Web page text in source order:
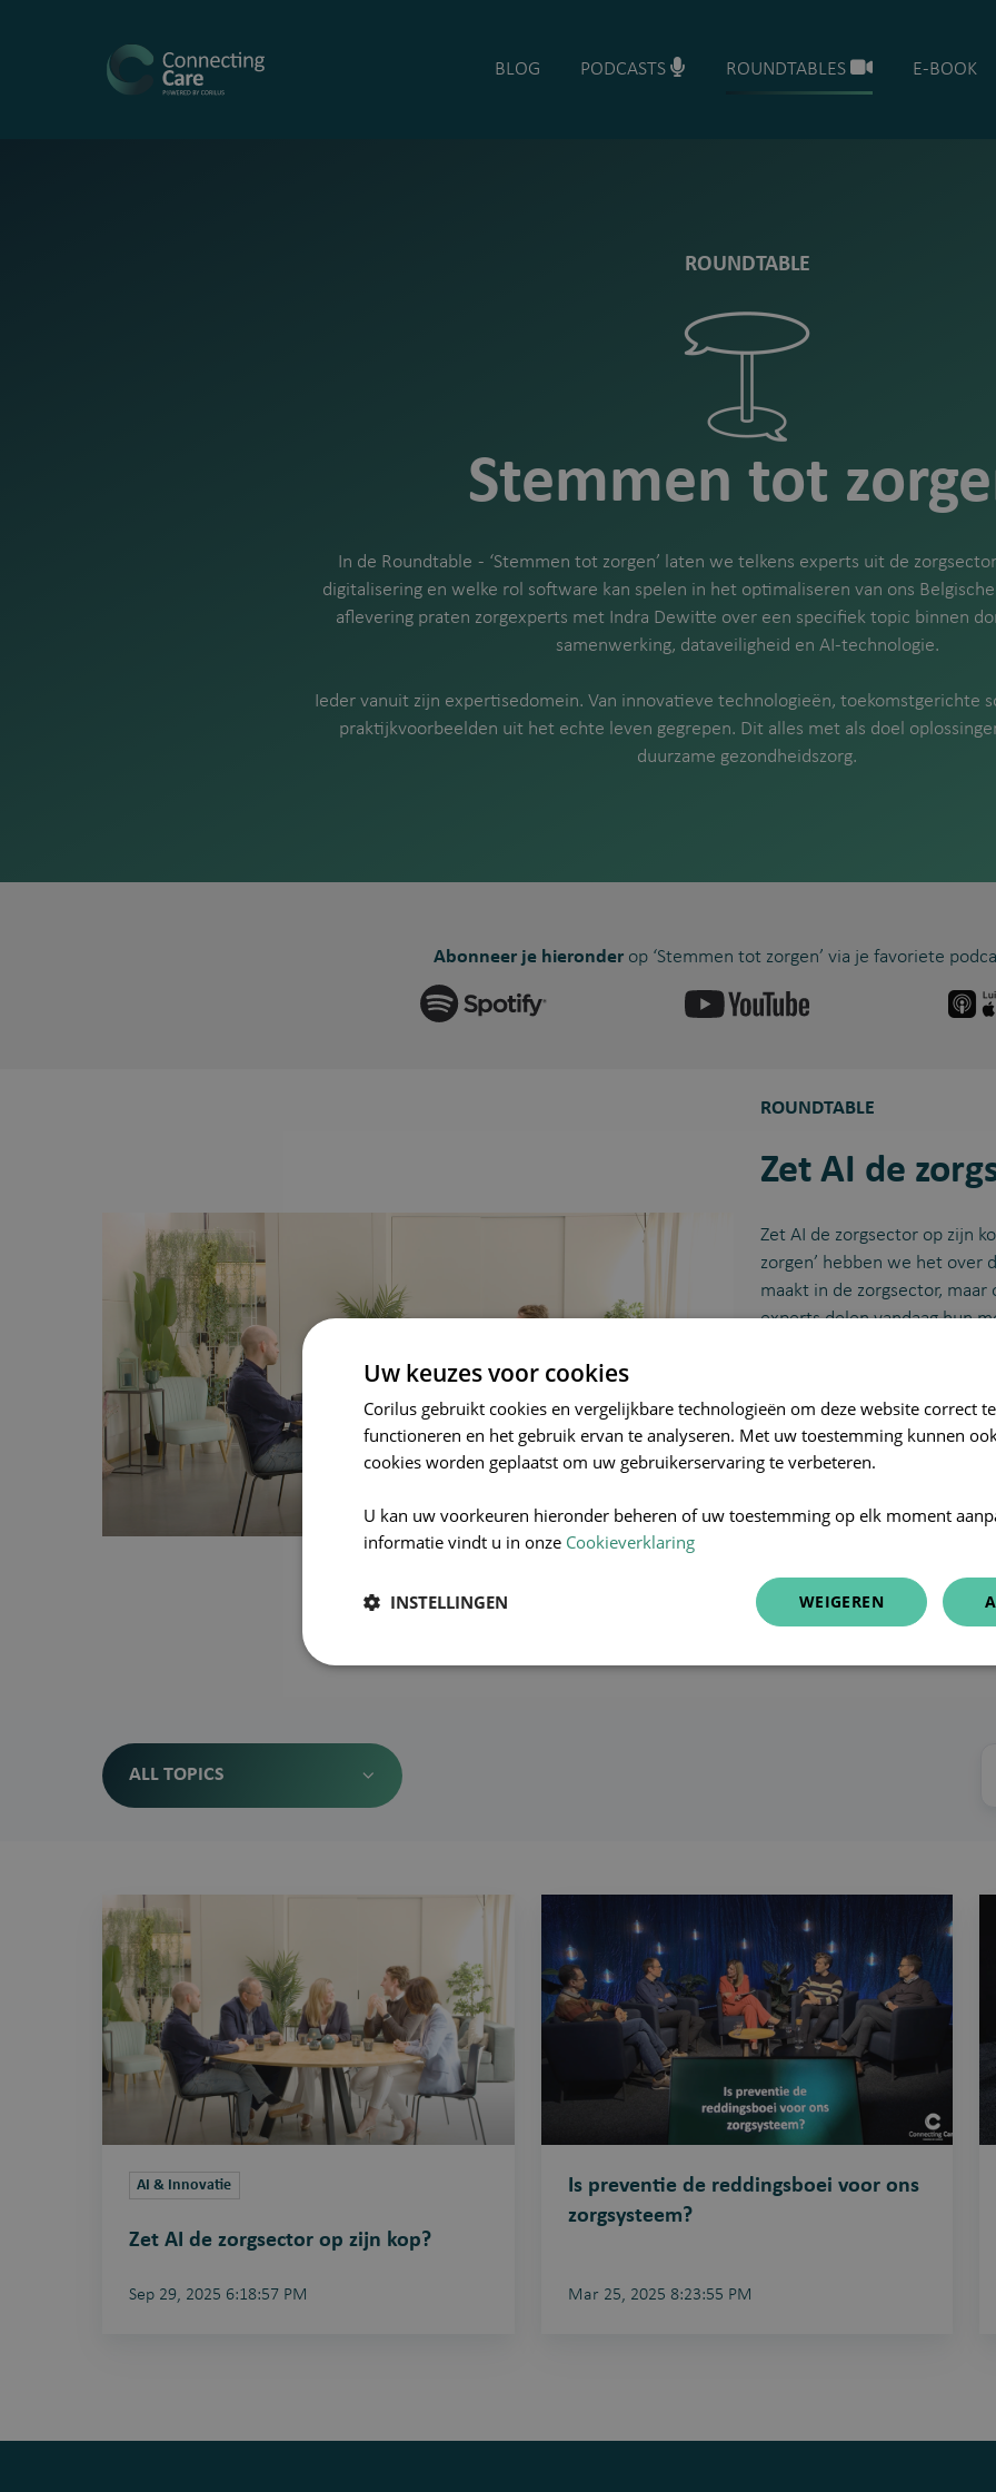
BLOG PODCASTS ROUNDTABLES E-BOOK
ROUNDTABLE
Stemmen tot
In de Roundtable - ‘Stemmen tot zorgen’ laten we telkens experts uit de
digitalisering en welke rol software kan spelen in het optimaliseren van ons
aflevering praten zorgexperts met Indra Dewitte over een specifiek topic binnen
samenwerking, dataveiligheid en AI-technologie.
Ieder vanuit zijn expertisedomein. Van innovatieve technologieën, toekomstgerichte
praktijkvoorbeelden uit het echte leven gegrepen. Dit alles met als doel
duurzame gezondheidszorg.
Abonneer je hieronderop ‘Stemmen tot zorgen’ via je favoriete
ROUNDTABLE
Zet AI de
Zet AI de zorgsector op zijn
zorgen’ hebben we het
maakt in de zorgsector,
experts delen vandaag hun
Ann Dierickx(Advocaat
recht)
Siegfried Van Eygen
Domus Medica)
Andries Clinckaert
Meer lezen →
ALL TOPICS
Zet
AI
de
zorgsector
op
zijn
kop?
AI & Innovatie
Zet AI de zorgsector op zijn kop?
Sep 29, 2025 6:18:57 PM
de
reddingsboei
voor
zorgsysteem?
Is preventie de reddingsboei voor ons
zorgsysteem?
Mar 25, 2025 8:23:55 PM
Uw keuzes voor cookies
Corilus gebruikt cookies en vergelijkbare technologieën om deze website correct
functioneren en het gebruik ervan te analyseren. Met uw toestemming kunnen
cookies worden geplaatst om uw gebruikerservaring te verbeteren.
U kan uw voorkeuren hieronder beheren of uw toestemming op elk moment
informatie vindt u in onze Cookieverklaring
WEIGEREN
INSTELLINGEN